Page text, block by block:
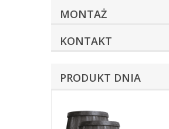
MONTAŻ
KONTAKT
PRODUKT DNIA